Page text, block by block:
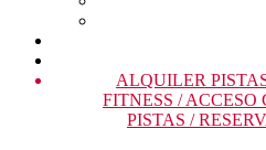
ALQUILER
FITNESS / ACCESO
PISTAS /